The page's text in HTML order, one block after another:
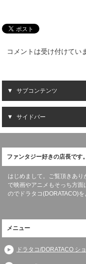
コメントは受け付けてい
サブコンテンツ
サイドバー
ファンタジー好きの店長です。
はじめまして。ご覧頂きあ
で映画やアニメもそっち方
のでドラタコ(DORATACO)
メニュー
ドラタコ/DORATACO シ